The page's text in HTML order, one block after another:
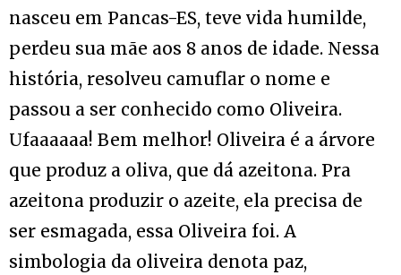
nasceu em Pancas-ES, teve vida humilde,
perdeu sua mãe aos 8 anos de idade. Nessa
história, resolveu camuflar o nome e
passou a ser conhecido como Oliveira.
Ufaaaaaa! Bem melhor! Oliveira é a árvore
que produz a oliva, que dá azeitona. Pra
azeitona produzir o azeite, ela precisa de
ser esmagada, essa Oliveira foi. A
simbologia da oliveira denota paz,